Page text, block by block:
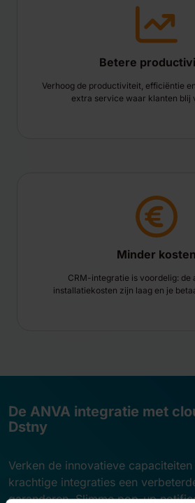
Betere
Verhoog de productiviteit, efficiëntie
extra service waar klanten blij
Minder kosten
CRM-integratie is voordelig: de
installatiekosten zijn laag en je
De ANVA integratie met
Dstny
Verken de innovatieve
krachtige integraties een
garanderen. Slimme pop-up